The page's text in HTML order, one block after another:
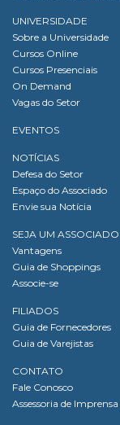
UNIVERSIDADE
Sobre a Universidade
Cursos Online
Cursos Presenciais
On Demand
Vagas do Setor
EVENTOS
NOTÍCIAS
Defesa do Setor
Espaço do Associado
Envie sua Notícia
SEJA UM ASSOCIADO
Vantagens
Guia de Shoppings
Associe-se
FILIADOS
Guia de Fornecedores
Guia de Varejistas
CONTATO
Fale Conosco
Assessoria de Imprensa